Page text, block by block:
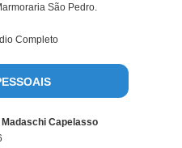
São Pedro.
Completo
Capelasso